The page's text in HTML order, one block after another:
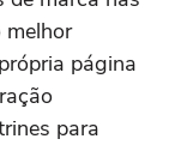
melhor
página
para